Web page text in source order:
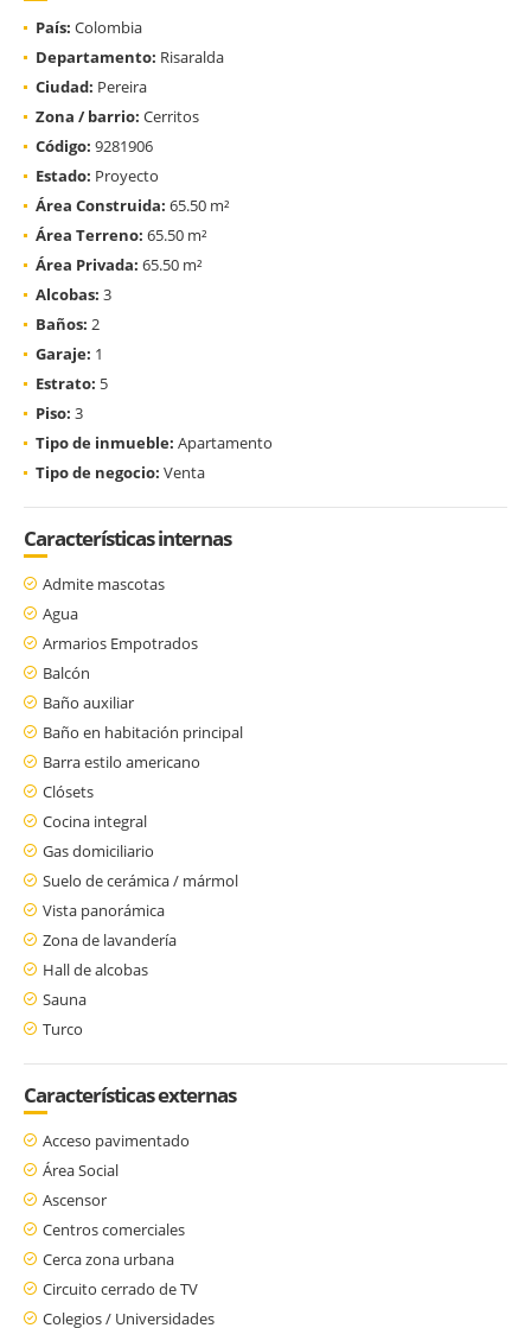
País: Colombia
Departamento: Risaralda
Ciudad: Pereira
Zona / barrio: Cerritos
Código: 9281906
Estado: Proyecto
Área Construida: 65.50 m²
Área Terreno: 65.50 m²
Área Privada: 65.50 m²
Alcobas: 3
Baños: 2
Garaje: 1
Estrato: 5
Piso: 3
Tipo de inmueble: Apartamento
Tipo de negocio: Venta
Características internas
Admite mascotas
Agua
Armarios Empotrados
Balcón
Baño auxiliar
Baño en habitación principal
Barra estilo americano
Clósets
Cocina integral
Gas domiciliario
Suelo de cerámica / mármol
Vista panorámica
Zona de lavandería
Hall de alcobas
Sauna
Turco
Características externas
Acceso pavimentado
Área Social
Ascensor
Centros comerciales
Cerca zona urbana
Circuito cerrado de TV
Colegios / Universidades